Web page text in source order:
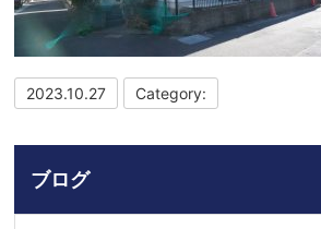
2023.10.27 Category:
ブログ